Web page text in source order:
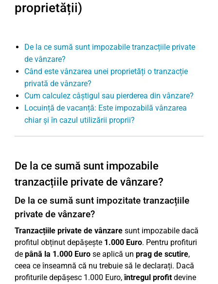
proprietății)
De la ce sumă sunt impozabile tranzacțiile private
de vânzare?
Când este vânzarea unei proprietăți o tranzacție
privată de vânzare?
Cum calculez câștigul sau pierderea din vânzare?
Locuință de vacanță: Este impozabilă vânzarea
chiar și în cazul utilizării proprii?
De la ce sumă sunt impozabile
tranzacțiile private de vânzare?
De la ce sumă sunt impozitate tranzacțiile
private de vânzare?
Tranzacțiile private de vânzare sunt impozabile dacă
profitul obținut depășește 1.000 Euro. Pentru profituri
de până la 1.000 Euro se aplică un prag de scutire,
ceea ce înseamnă că nu trebuie să le declarați. Dacă
profiturile depășesc 1.000 Euro,întregul profitdevine